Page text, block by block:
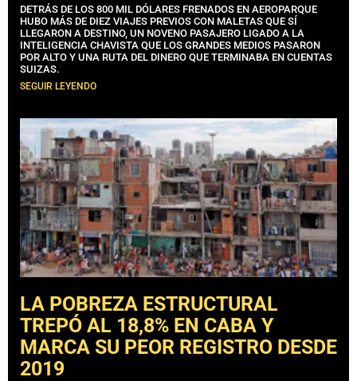
DETRÁS DE LOS 800 MIL DÓLARES FRENADOS EN AEROPARQUE
HUBO MÁS DE DIEZ VIAJES PREVIOS CON MALETAS QUE SÍ
LLEGARON A DESTINO, UN NOVENO PASAJERO LIGADO A LA
INTELIGENCIA CHAVISTA QUE LOS GRANDES MEDIOS PASARON
POR ALTO Y UNA RUTA DEL DINERO QUE TERMINABA EN CUENTAS
SUIZAS.
SEGUIR LEYENDO
LA POBREZA ESTRUCTURAL
TREPÓ AL 18,8% EN CABA Y
MARCA SU PEOR REGISTRO DESDE
2019